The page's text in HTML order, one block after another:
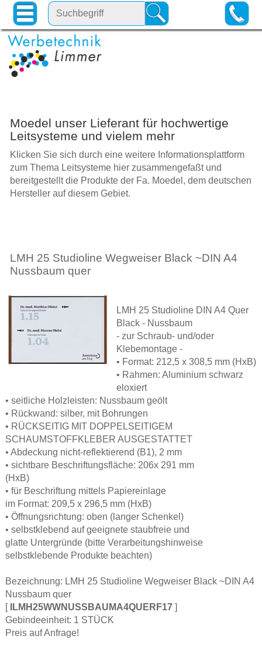
Moedel unser Lieferant für hochwertige
Leitsysteme und vielem mehr
Klicken Sie sich durch eine weitere Informationsplattform
zum Thema Leitsysteme hier zusammengefaßt und
bereitgestellt die Produkte der Fa. Moedel, dem deutschen
Hersteller auf diesem Gebiet.
LMH 25 Studioline Wegweiser Black ~DIN A4
Nussbaum quer
LMH 25 Studioline DIN A4 Quer
Black - Nussbaum
- zur Schraub- und/oder
Klebemontage -
• Format: 212,5 x 308,5 mm (HxB)
• Rahmen: Aluminium schwarz
eloxiert
• seitliche Holzleisten: Nussbaum geölt
• Rückwand: silber, mit Bohrungen
• RÜCKSEITIG MIT DOPPELSEITIGEM
SCHAUMSTOFFKLEBER AUSGESTATTET
• Abdeckung nicht-reflektierend (B1), 2 mm
• sichtbare Beschriftungsfläche: 206x 291 mm
(HxB)
• für Beschriftung mittels Papiereinlage
im Format: 209,5 x 296,5 mm (HxB)
• Öffnungsrichtung: oben (langer Schenkel)
• selbstklebend auf geeignete staubfreie und
glatte Untergründe (bitte Verarbeitungshinweise
selbstklebende Produkte beachten)
Bezeichnung: LMH 25 Studioline Wegweiser Black ~DIN A4
Nussbaum quer
[ ILMH25WWNUSSBAUMA4QUERF17 ]
Gebindeeinheit: 1 STÜCK
Preis auf Anfrage!